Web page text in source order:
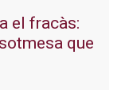
el fracàs:
que